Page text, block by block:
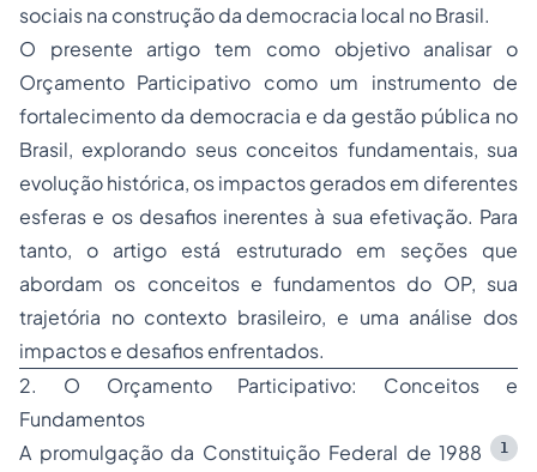
sociais na construção da democracia local no Brasil.
O presente artigo tem como objetivo analisar o
Orçamento Participativo como um instrumento de
fortalecimento da democracia e da gestão pública no
Brasil, explorando seus conceitos fundamentais, sua
evolução histórica, os impactos gerados em diferentes
esferas e os desafios inerentes à sua efetivação. Para
tanto, o artigo está estruturado em seções que
abordam os conceitos e fundamentos do OP, sua
trajetória no contexto brasileiro, e uma análise dos
impactos e desafios enfrentados.
2. O Orçamento Participativo: Conceitos e
Fundamentos
A promulgação da Constituição Federal de 1988
1